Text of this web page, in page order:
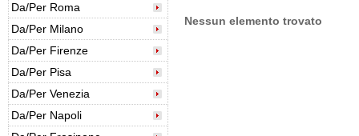
Da/Per Roma
Da/Per Milano
Da/Per Firenze
Da/Per Pisa
Da/Per Venezia
Da/Per Napoli
Nessun elemento trovato